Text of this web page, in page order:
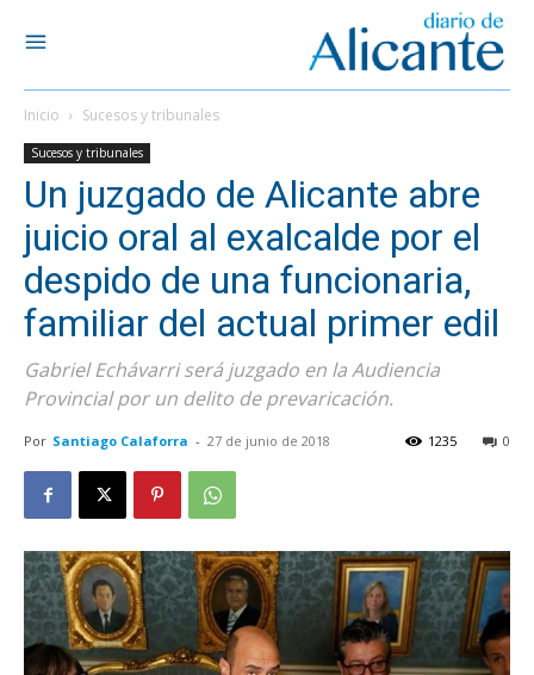
Inicio Sucesos y tribunales
Sucesos y tribunales
Un juzgado de Alicante abre
juicio oral al exalcalde por el
despido de una funcionaria,
familiar del actual primer edil
Gabriel Echávarri será juzgado en la Audiencia
Provincial por un delito de prevaricación.
Por Santiago Calaforra - 27 de junio de 2018 0
1235